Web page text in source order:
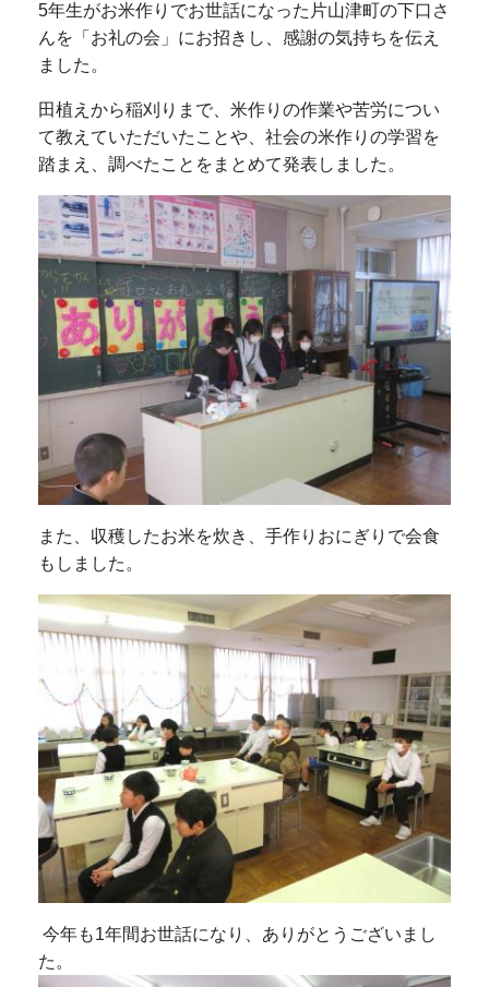
5年生がお米作りでお世話になった片山津町の下口さ
んを「お礼の会」にお招きし、感謝の気持ちを伝え
ました。
田植えから稲刈りまで、米作りの作業や苦労につい
て教えていただいたことや、社会の米作りの学習を
踏まえ、調べたことをまとめて発表しました。
また、収穫したお米を炊き、手作りおにぎりで会食
もしました。
今年も1年間お世話になり、ありがとうございまし
た。